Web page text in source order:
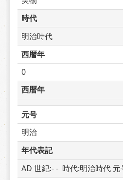
時代
明治時代
西暦年
0
西暦年
元号
明治
年代表記
AD 世紀:- -  時代:明治時代